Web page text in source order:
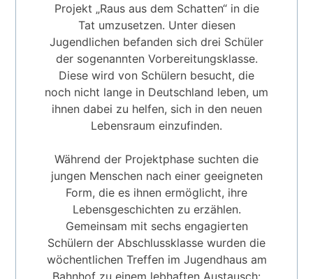
Projekt „Raus aus dem Schatten“ in die
Tat umzusetzen. Unter diesen
Jugendlichen befanden sich drei Schüler
der sogenannten Vorbereitungsklasse.
Diese wird von Schülern besucht, die
noch nicht lange in Deutschland leben, um
ihnen dabei zu helfen, sich in den neuen
Lebensraum einzufinden.
Während der Projektphase suchten die
jungen Menschen nach einer geeigneten
Form, die es ihnen ermöglicht, ihre
Lebensgeschichten zu erzählen.
Gemeinsam mit sechs engagierten
Schülern der Abschlussklasse wurden die
wöchentlichen Treffen im Jugendhaus am